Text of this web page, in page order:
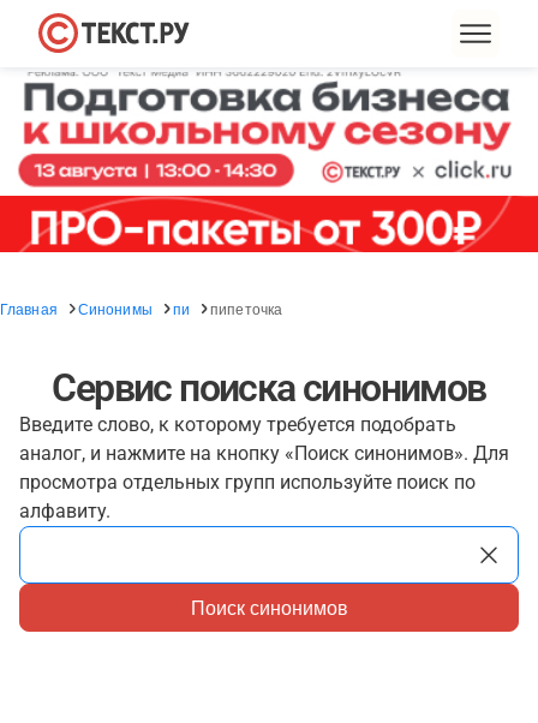
Главная Синонимы пи пипеточка
Сервис поиска синонимов
Введите слово, к которому требуется подобрать
аналог, и нажмите на кнопку «Поиск синонимов». Для
просмотра отдельных групп используйте поиск по
алфавиту.
Поиск синонимов